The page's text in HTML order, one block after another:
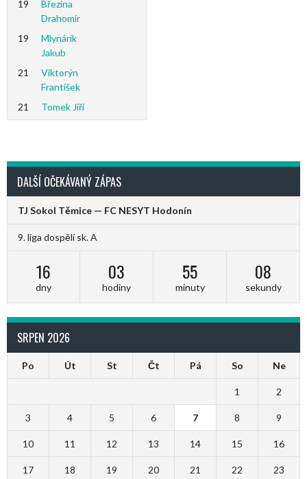
19
Březina
Drahomír
19
Mlynárik
Jakub
21
Viktorýn
František
21
Tomek Jiří
DALŠÍ OČEKÁVANÝ ZÁPAS
TJ Sokol Těmice — FC NESYT Hodonín
9. liga dospělí sk. A
16
dny
03
hodiny
55
minuty
08
sekundy
SRPEN 2026
Po Út St Čt Pá So Ne
1 2
3 4 5 6 7 8 9
10 11 12 13 14 15 16
17 18 19 20 21 22 23